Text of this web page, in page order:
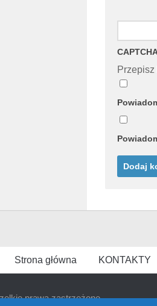
Przepisz
Strona główna KONTAKTY
prawa zastrzeżone